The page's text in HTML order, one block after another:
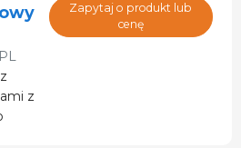
z
Zapytaj o produkt lub
cenę